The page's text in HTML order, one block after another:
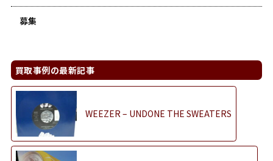
募集
買取事例の最新記事
WEEZER – UNDONE THE SWEATERS